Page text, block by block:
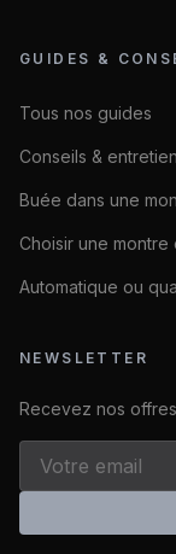
GUIDES &
Tous nos guides
Conseils & entretien
Buée dans une
Choisir une montre
Automatique ou
NEWSLETTER
Recevez nos